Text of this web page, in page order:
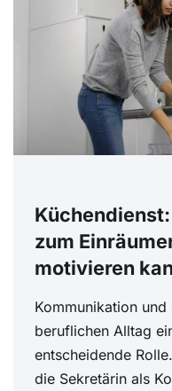
zum
motivieren
Kommunikation
beruflichen Alltag
entscheidende
die Sekretärin als